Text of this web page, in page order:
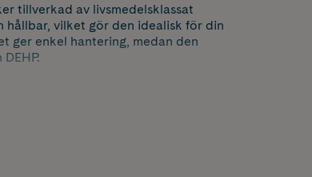
tillverkad av livsmedelsklassat
vilket gör den idealisk för din
ger enkel hantering, medan den